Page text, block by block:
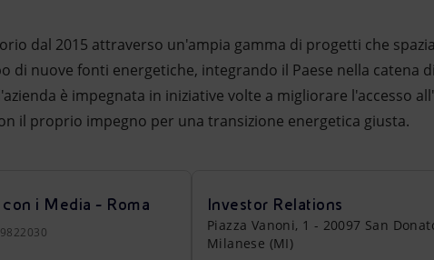
dal 2015 attraverso un'ampia gamma di progetti che
di nuove fonti energetiche, integrando il Paese nella catena
è impegnata in iniziative volte a migliorare l'accesso
il proprio impegno per una transizione energetica giusta.
i Media - Roma Investor Relations
Piazza Vanoni, 1 - 20097 San
Milanese (MI)